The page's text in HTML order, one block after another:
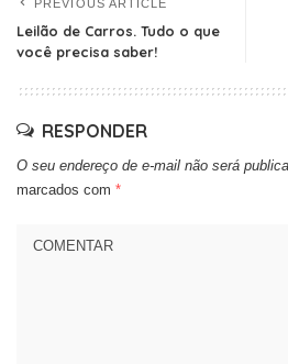
PREVIOUS ARTICLE
Leilão de Carros. Tudo o que
você precisa saber!
RESPONDER
O seu endereço de e-mail não será
marcados com *